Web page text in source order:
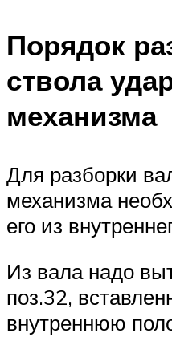
Порядок
ствола
механизма
Для разборки
механизма
его из
Из вала надо
поз.32,
внутреннюю